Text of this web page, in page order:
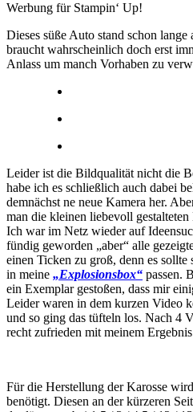
Werbung für Stampin‘ Up!
Dieses süße Auto stand schon
braucht wahrscheinlich doch erst
Anlass um manch Vorhaben zu
Leider ist die Bildqualität nicht die
habe ich es schließlich auch dabei
demnächst ne neue Kamera her.
man die kleinen liebevoll gestalteten
Ich war im Netz wieder auf
fündig geworden „aber“ alle
einen Ticken zu groß, denn es
in meine „Explosionsbox“ passen.
ein Exemplar gestoßen, dass mir
Leider waren in dem kurzen Video
und so ging das tüfteln los. Nach 4
recht zufrieden mit meinem
Für die Herstellung der Karosse
benötigt. Diesen an der kürzeren